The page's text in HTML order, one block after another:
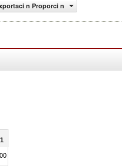
n Proporci n de productos (%)